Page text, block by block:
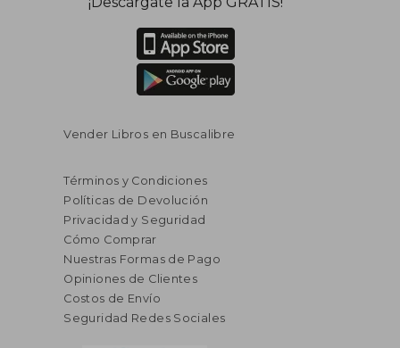
Vender Libros en Buscalibre
Términos y Condiciones
Políticas de Devolución
Privacidad y Seguridad
Cómo Comprar
Nuestras Formas de Pago
Opiniones de Clientes
Costos de Envío
Seguridad Redes Sociales